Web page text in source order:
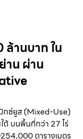
ล้านบาท ใน
าน ผ่าน
กซ์ยูส (Mixed-Use)
บนพื้นที่กว่า 27 ไร่
ตารางเมตร